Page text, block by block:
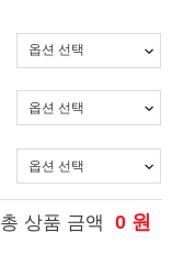
총 상품 금액 0 원